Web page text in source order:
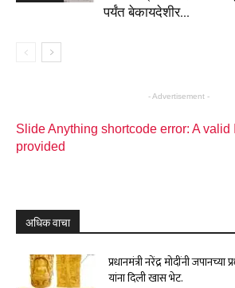
पर्यंत बेकायदेशीर...
- Advertisement -
Slide Anything shortcode error: A valid
provided
अधिक वाचा
प्रधानमंत्री नरेंद्र मोदींनी
यांना दिली खास भेट.